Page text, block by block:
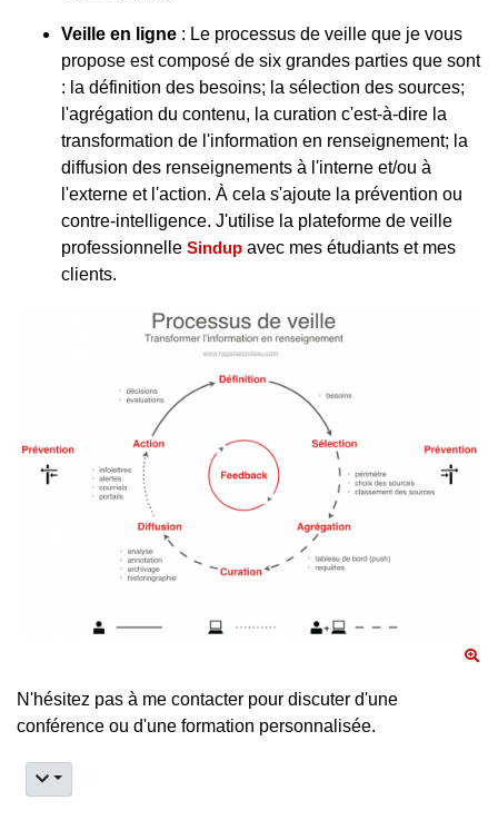
Veille en ligne : Le processus de veille que je vous
propose est composé de six grandes parties que sont
: la définition des besoins; la sélection des sources;
l'agrégation du contenu, la curation c'est-à-dire la
transformation de l'information en renseignement; la
diffusion des renseignements à l'interne et/ou à
l'externe et l'action. À cela s'ajoute la prévention ou
contre-intelligence. J'utilise la plateforme de veille
professionnelle Sindup avec mes étudiants et mes
clients.
N'hésitez pas à me contacter pour discuter d'une
conférence ou d'une formation personnalisée.